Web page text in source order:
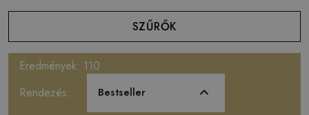
SZŰRŐK
Eredmények: 110
Rendezés:
Bestseller